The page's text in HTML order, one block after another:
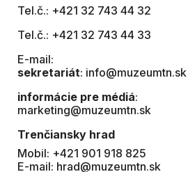
Tel.č.: +421 32 743 44 32
Tel.č.: +421 32 743 44 33
E-mail:
sekretariát: info@muzeumtn.sk
informácie pre médiá:
marketing@muzeumtn.sk
Trenčiansky hrad
Mobil: +421 901 918 825
E-mail: hrad@muzeumtn.sk